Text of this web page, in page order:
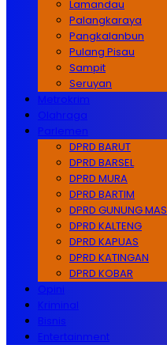
Lamandau
Palangkaraya
Pangkalanbun
Pulang Pisau
Sampit
Seruyan
Metrokrim
Olahraga
Parlemen
DPRD BARUT
DPRD BARSEL
DPRD MURA
DPRD BARTIM
DPRD GUNUNG MAS
DPRD KALTENG
DPRD KAPUAS
DPRD KATINGAN
DPRD KOBAR
Opini
Kriminal
Bisnis
Entertainment